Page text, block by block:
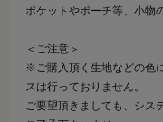
ポケットやポーチ等、小物
＜ご注意＞
※ご購入頂く生地などの色
スは行っておりません。
ご要望頂きましても、シス